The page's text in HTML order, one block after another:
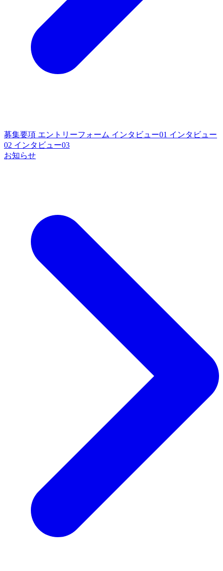
募集要項 エントリーフォーム インタビュー01 インタビュー
02 インタビュー03
お知らせ